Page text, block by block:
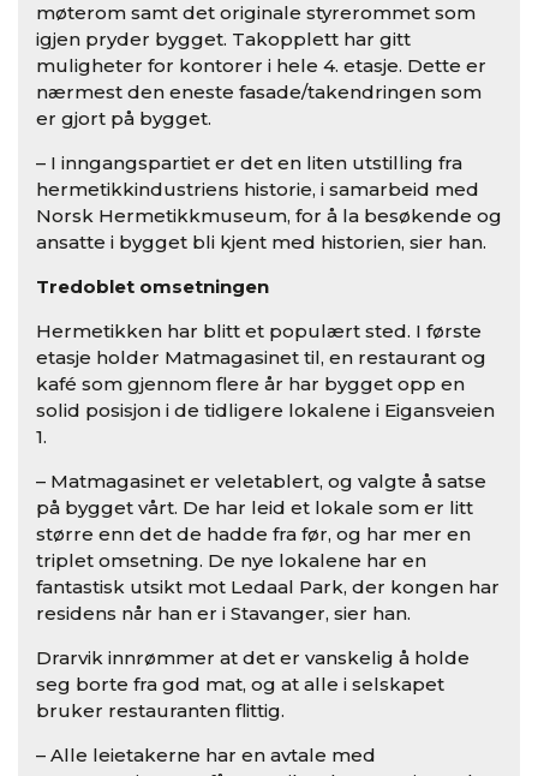
møterom samt det originale styrerommet som
igjen pryder bygget. Takopplett har gitt
muligheter for kontorer i hele 4. etasje. Dette er
nærmest den eneste fasade/takendringen som
er gjort på bygget.
– I inngangspartiet er det en liten utstilling fra
hermetikkindustriens historie, i samarbeid med
Norsk Hermetikkmuseum, for å la besøkende og
ansatte i bygget bli kjent med historien, sier han.
Tredoblet omsetningen
Hermetikken har blitt et populært sted. I første
etasje holder Matmagasinet til, en restaurant og
kafé som gjennom flere år har bygget opp en
solid posisjon i de tidligere lokalene i Eigansveien
1.
– Matmagasinet er veletablert, og valgte å satse
på bygget vårt. De har leid et lokale som er litt
større enn det de hadde fra før, og har mer en
triplet omsetning. De nye lokalene har en
fantastisk utsikt mot Ledaal Park, der kongen har
residens når han er i Stavanger, sier han.
Drarvik innrømmer at det er vanskelig å holde
seg borte fra god mat, og at alle i selskapet
bruker restauranten flittig.
– Alle leietakerne har en avtale med